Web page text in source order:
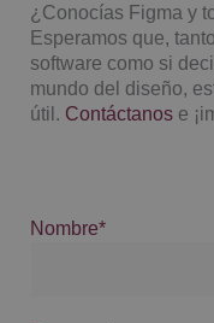
¿Conocías Figma y
Esperamos que,
software como si
mundo del diseño,
útil. Contáctanos e
Nombre*